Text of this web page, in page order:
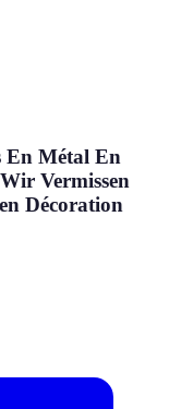
En Métal En
Vermissen
Décoration